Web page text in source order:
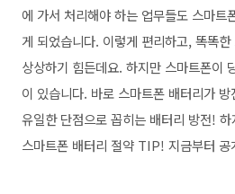
에 가서 처리해야 하는 업무들도 스마트
게 되었습니다. 이렇게 편리하고, 똑똑
상상하기 힘든데요. 하지만 스마트폰이
이 있습니다. 바로 스마트폰 배터리가
유일한 단점으로 꼽히는 배터리 방전!
스마트폰 배터리 절약 TIP! 지금부터 공